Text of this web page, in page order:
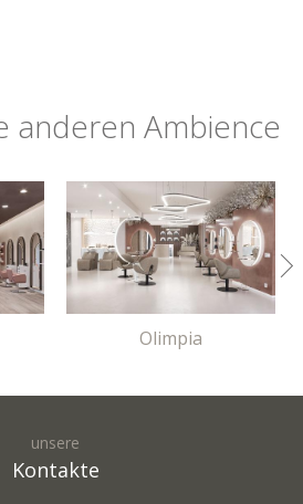
anderen Ambience
Olimpia
unsere
Kontakte